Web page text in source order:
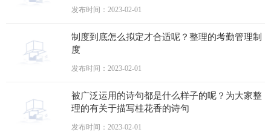
发布时间：2023-02-01
制度到底怎么拟定才合适呢？整理的考勤管理制
度
发布时间：2023-02-01
被广泛运用的诗句都是什么样子的呢？为大家整
理的有关于描写桂花香的诗句
发布时间：2023-02-01